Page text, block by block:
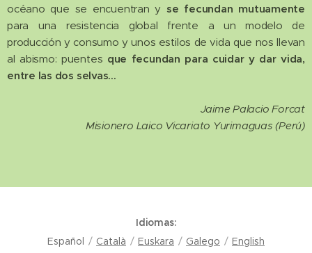
océano que se encuentran y se fecundan mutuamente
para una resistencia global frente a un modelo de
producción y consumo y unos estilos de vida que nos llevan
al abismo: puentes que fecundan para cuidar y dar vida,
entre las dos selvas...
Jaime Palacio Forcat
Misionero Laico Vicariato Yurimaguas (Perú)
Idiomas
Español
Català Euskara Galego English